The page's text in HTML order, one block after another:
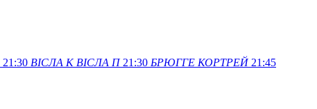
21:30 ВІСЛА K ВІСЛА П 21:30 БРЮГГЕ КОРТРЕЙ 21:45